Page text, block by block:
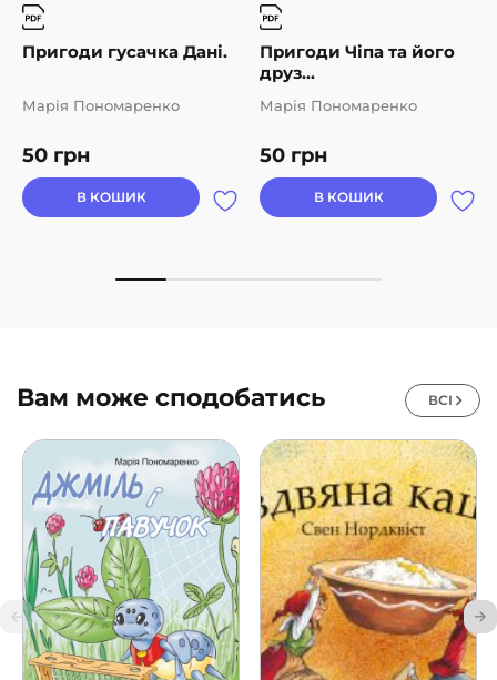
Пригоди гусачка Дані.
50 грн
Марія Пономаренко
В КОШИК
Пригоди Чіпа та його
друз...
50 грн
Марія Пономаренко
В КОШИК
Вам може сподобатись ВСІ